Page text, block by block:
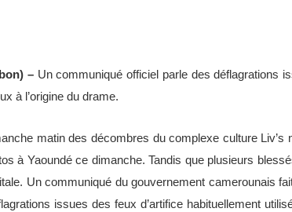
– Un communiqué officiel parle des déflagrations
à l’origine du drame.
matin des décombres du complexe culture Liv’s
à Yaoundé ce dimanche. Tandis que plusieurs
Un communiqué du gouvernement camerounais
issues des feux d’artifice habituellement